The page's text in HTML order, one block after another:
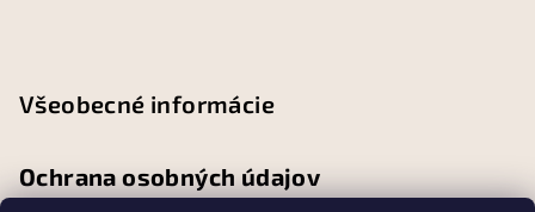
Všeobecné informácie
Ochrana osobných údajov